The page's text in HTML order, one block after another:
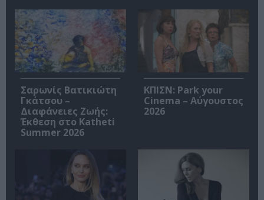
Σαρωνίς Βατικιώτη
Γκάτσου –
Διαφάνειες Ζωής:
Έκθεση στο Katheti
Summer 2026
ΚΠΙΣΝ: Park your
Cinema – Αύγουστος
2026